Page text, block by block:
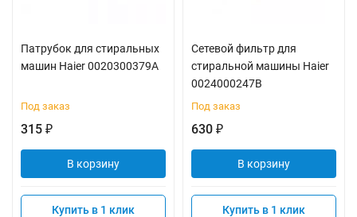
Патрубок для стиральных
машин Haier 0020300379A
Под заказ
315 ₽
В корзину
Купить в 1 клик
Сетевой фильтр для
стиральной машины Haier
0024000247B
Под заказ
630 ₽
В корзину
Купить в 1 клик